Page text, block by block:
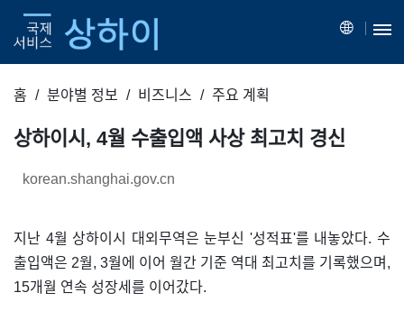
홈 분야별 정보 비즈니스 주요 계획
상하이시, 4월 수출입액 사상 최고치 경신
korean.shanghai.gov.cn
지난 4월 상하이시 대외무역은 눈부신 '성적표'를 내놓았다. 수
출입액은 2월, 3월에 이어 월간 기준 역대 최고치를 기록했으며,
15개월 연속 성장세를 이어갔다.